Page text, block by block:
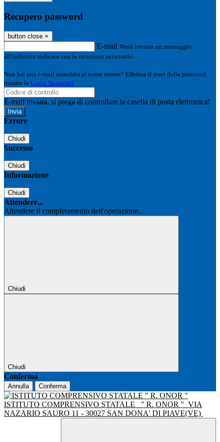
Recupero password
button close ×
E-mail Verrà inviato un messaggio
all'indirizzo indicato con le istruzioni necessarie.
Non hai una e-mail associata al nome utente? Effettua il reset della password
tramite la Login Spaggiari
E-mail inviata, si prega di controllare la casella di posta elettronica!
Errore
Chiudi
Successo
Chiudi
Informazione
Chiudi
Attendere...
Attendere il completamento dell'operazione...
Chiudi
Chiudi
Conferma
Annulla Conferma
ISTITUTO COMPRENSIVO STATALE " R. ONOR " VIA
NAZARIO SAURO 11 - 30027 SAN DONA' DI PIAVE(VE)